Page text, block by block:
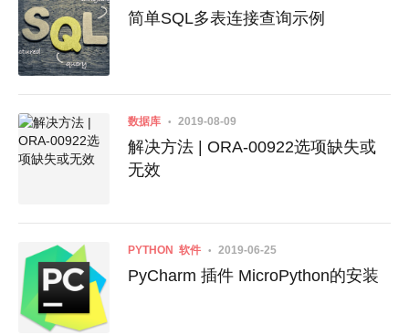
简单SQL多表连接查询示例
数据库 2019-08-09
解决方法 | ORA-00922选项缺失或
无效
PYTHON 软件 2019-06-25
PyCharm 插件 MicroPython的安装